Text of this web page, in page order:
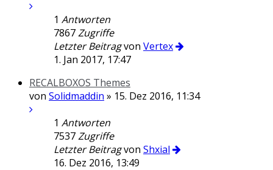
1 Antworten
7867Zugriffe
Letzter Beitragvon Vertex
1. Jan 2017, 17:47
RECALBOXOS Themes
von Solidmaddin » 15. Dez 2016, 11:34
1 Antworten
7537Zugriffe
Letzter Beitragvon Shxial
16. Dez 2016, 13:49